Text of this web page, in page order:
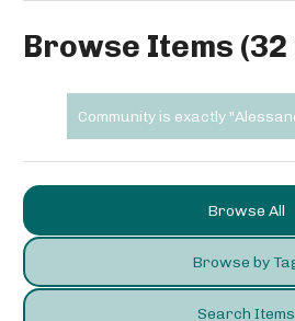
Browse Items
Community is exactly
Browse All
Browse by
Search Items